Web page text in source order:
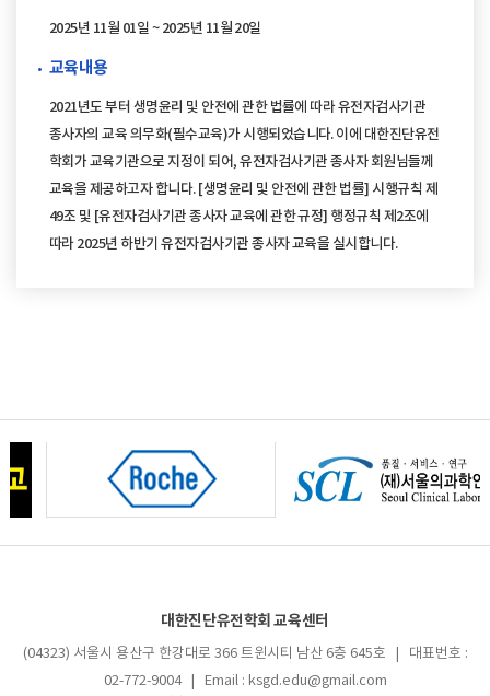
2025년 11월 01일 ~ 2025년 11월 20일
교육내용
2021년도 부터 생명윤리 및 안전에 관한 법률에 따라 유전자검사기관
종사자의 교육 의무화(필수교육)가 시행되었습니다. 이에 대한진단유전
학회가 교육기관으로 지정이 되어, 유전자검사기관 종사자 회원님들께
교육을 제공하고자 합니다. [생명윤리 및 안전에 관한 법률] 시행규칙 제
49조 및 [유전자검사기관 종사자 교육에 관한 규정] 행정규칙 제2조에
따라 2025년 하반기 유전자검사기관 종사자 교육을 실시합니다.
대한진단유전학회 교육센터
(04323) 서울시 용산구 한강대로 366 트윈시티 남산 6층 645호 | 대표번호 :
02-772-9004 | Email : ksgd.edu@gmail.com